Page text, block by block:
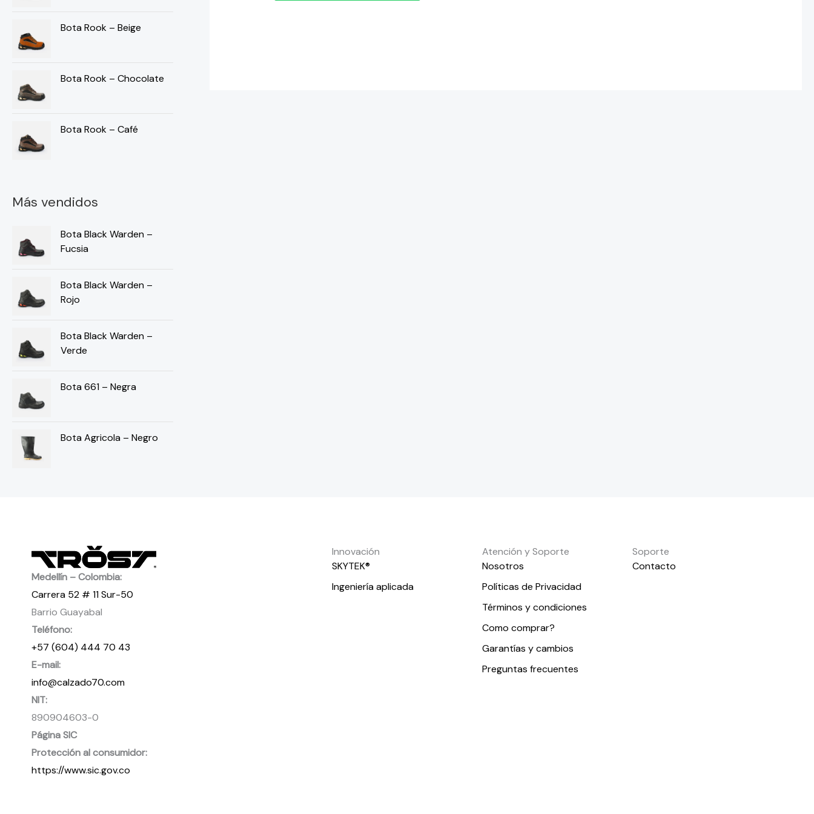
Bota Rook – Beige
Bota Rook – Chocolate
Bota Rook – Café
Más vendidos
Bota Black Warden –
Fucsia
Bota Black Warden –
Rojo
Bota Black Warden –
Verde
Bota 661 – Negra
Bota Agricola – Negro
Medellín – Colombia:
Carrera 52 # 11 Sur-50
Barrio Guayabal
Teléfono:
+57 (604) 444 70 43
E-mail:
info@calzado70.com
NIT:
890904603-0
Página SIC
Protección al consumidor:
https://www.sic.gov.co
Innovación
SKYTEK®
Ingeniería aplicada
Atención y Soporte
Nosotros
Políticas de Privacidad
Términos y condiciones
Como comprar?
Garantías y cambios
Preguntas frecuentes
Soporte
Contacto